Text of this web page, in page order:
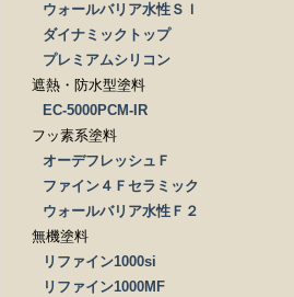
ウォールバリア水性ＳＩ
ダイナミックトップ
プレミアムシリコン
遮熱・防水型塗料
EC-5000PCM-IR
フッ素系塗料
オーデフレッシュＦ
ファイン４Ｆセラミック
ウォールバリア水性Ｆ２
無機塗料
リファイン1000si
リファイン1000MF